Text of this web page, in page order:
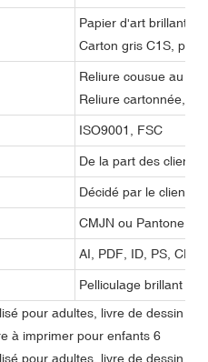
Papier d'art brillant/
Carton gris C1S,
Reliure cousue au fil,
Reliure cartonnée,
ISO9001, FSC
De la part des clients
Décidé par le client
CMJN ou Pantone
AI, PDF, ID, PS, CDR
Pelliculage brillant ou